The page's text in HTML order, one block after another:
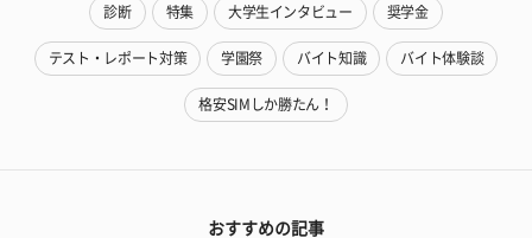
診断 特集 大学生インタビュー 奨学金
テスト・レポート対策 学園祭 バイト知識 バイト体験談
格安SIMしか勝たん！
おすすめの記事